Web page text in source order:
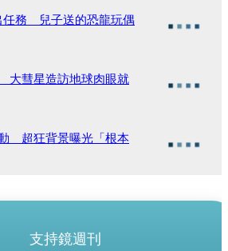
任務 兒子送的恐龍玩偶
彗星造訪地球肉眼就
超狂背景曝光「根本
支持鏡週刊